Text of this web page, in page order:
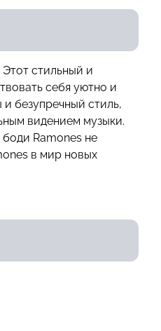
стильный и
себя уютно и
безупречный стиль,
видением музыки.
Ramones не
в мир новых